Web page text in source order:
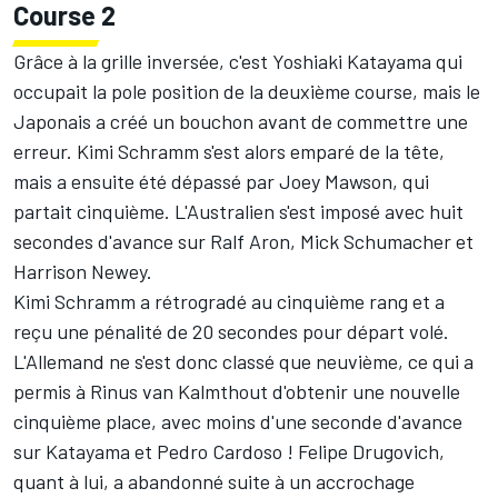
Course 2
Grâce à la grille inversée, c'est Yoshiaki Katayama qui
occupait la pole position de la deuxième course, mais le
Japonais a créé un bouchon avant de commettre une
erreur. Kimi Schramm s'est alors emparé de la tête,
mais a ensuite été dépassé par Joey Mawson, qui
partait cinquième. L'Australien s'est imposé avec huit
secondes d'avance sur Ralf Aron, Mick Schumacher et
Harrison Newey.
Kimi Schramm a rétrogradé au cinquième rang et a
reçu une pénalité de 20 secondes pour départ volé.
L'Allemand ne s'est donc classé que neuvième, ce qui a
permis à Rinus van Kalmthout d'obtenir une nouvelle
cinquième place, avec moins d'une seconde d'avance
sur Katayama et Pedro Cardoso ! Felipe Drugovich,
quant à lui, a abandonné suite à un accrochage